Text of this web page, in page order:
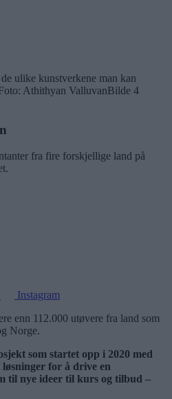
ulike kunstverkene man kan
Athithyan ValluvanBilde 4
fra fire forskjellige land på
Instagram
enn 112.000 utøvere fra land som
Norge.
som startet opp i 2020 med
for å drive en
til nye ideer til kurs og tilbud –